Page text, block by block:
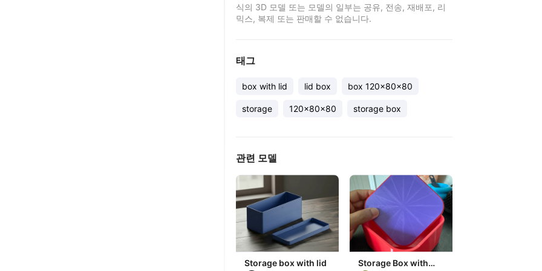
식의 3D 모델 또는 모델의 일부는 공유, 전송, 재배포, 리
믹스, 복제 또는 판매할 수 없습니다.
태그
box with lid lid box box 120x80x80
storage 120x80x80 storage box
관련 모델
Storage box with lid
Storage Box with